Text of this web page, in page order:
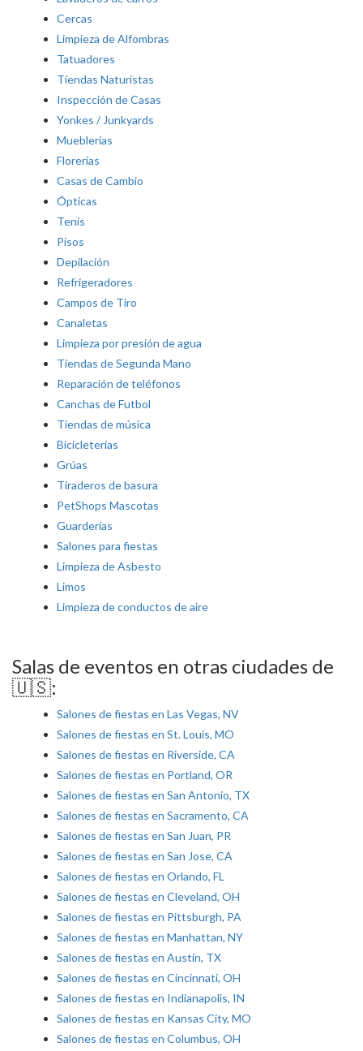
Cercas
Limpieza de Alfombras
Tatuadores
Tiendas Naturistas
Inspección de Casas
Yonkes / Junkyards
Mueblerias
Florerías
Casas de Cambio
Ópticas
Tenis
Pisos
Depilación
Refrigeradores
Campos de Tiro
Canaletas
Limpieza por presión de agua
Tiendas de Segunda Mano
Reparación de teléfonos
Canchas de Futbol
Tiendas de música
Bicicleterías
Grúas
Tiraderos de basura
PetShops Mascotas
Guarderías
Salones para fiestas
Limpieza de Asbesto
Limos
Limpieza de conductos de aire
Salas de eventos en otras ciudades de
🇺🇸:
Salones de fiestas en Las Vegas, NV
Salones de fiestas en St. Louis, MO
Salones de fiestas en Riverside, CA
Salones de fiestas en Portland, OR
Salones de fiestas en San Antonio, TX
Salones de fiestas en Sacramento, CA
Salones de fiestas en San Juan, PR
Salones de fiestas en San Jose, CA
Salones de fiestas en Orlando, FL
Salones de fiestas en Cleveland, OH
Salones de fiestas en Pittsburgh, PA
Salones de fiestas en Manhattan, NY
Salones de fiestas en Austin, TX
Salones de fiestas en Cincinnati, OH
Salones de fiestas en Indianapolis, IN
Salones de fiestas en Kansas City, MO
Salones de fiestas en Columbus, OH